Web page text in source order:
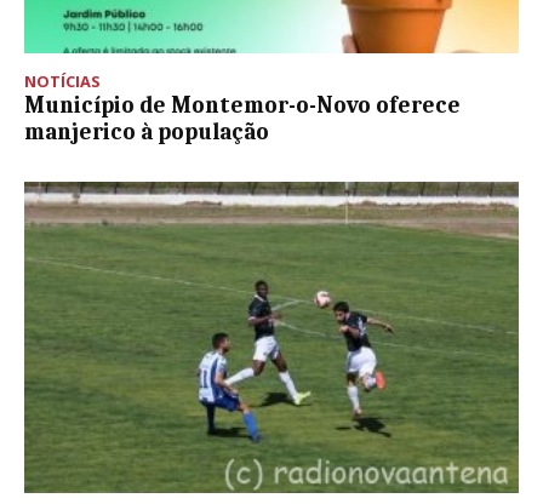
NOTÍCIAS
Município de Montemor-o-Novo oferece
manjerico à população